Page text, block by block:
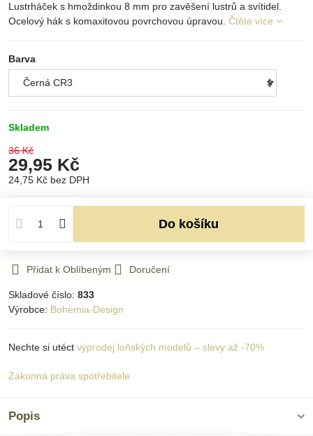
Lustrháček s hmoždinkou 8 mm pro zavěšení lustrů a svítidel.
Ocelový hák s komaxitovou povrchovou úpravou. Čtěte více
Barva
Skladem
36 Kč
29,95 Kč
24,75 Kč bez DPH
Do košíku
Přidat k Oblíbeným Doručení
Skladové číslo: 833
Výrobce: Bohemia-Design
Nechte si utéct výprodej loňských modelů – slevy až -70%
Zákonná práva spotřebitele
Popis